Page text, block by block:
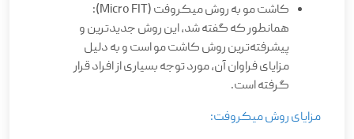
کاشت مو به روش میکروفت (Micro FIT):
همانطور که گفته شد، این روش جدیدترین و
پیشرفته‌ترین روش کاشت مو است و به دلیل
مزایای فراوان آن، مورد توجه بسیاری از افراد قرار
گرفته است.
مزایای روش میکروفت: